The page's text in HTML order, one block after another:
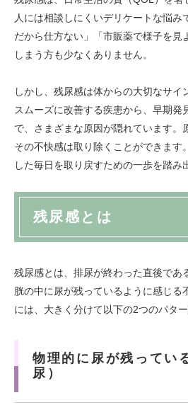
人には相談しにくいデリケートな悩み
だから仕方ない」「市販薬で様子を見
しまう方も少なくありません。
しかし、残尿感は体からの大切なサイ
スムーズに改善する疾患から、早期発
で、さまざまな原因が隠れています。
その不快感は取り除くことができます
した毎日を取り戻すための一歩を踏み
残尿感とは
残尿感とは、排尿が終わった直後であ
胱の中に尿が残っているように感じる
には、大きく分けて以下の2つのパター
物理的に尿が残ってい
尿）